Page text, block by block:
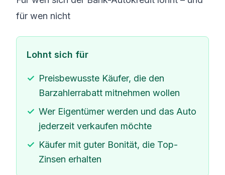
für wen nicht
Lohnt sich für
Preisbewusste Käufer, die den
Barzahlerrabatt mitnehmen wollen
Wer Eigentümer werden und das Auto
jederzeit verkaufen möchte
Käufer mit guter Bonität, die Top-
Zinsen erhalten